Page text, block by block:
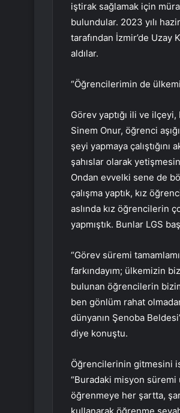
iştirak sağlamak için
bulundular. 2023 yılı
tarafından İzmir’de Uzay
aldılar.
“Öğrencilerimin de
Görev yaptığı ili ve
Sinem Onur, öğrenci
şeyi yapmaya
şahıslar olarak
Ondan evvelki sene de
çalışma yaptık, kız
aslında kız öğrencilerin
yapmıştık. Bunlar LGS
“Görev süremi
farkındayım; ülkemizin
bulunan öğrencilerin
ben gönlüm rahat
dünyanın Şenoba
diye konuştu.
Öğrencilerinin gitmesini
“Buradaki misyon
öğrenmeye her şartta,